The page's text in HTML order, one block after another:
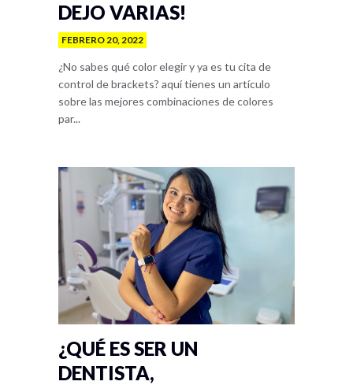
DEJO VARIAS!
FEBRERO 20, 2022
¿No sabes qué color elegir y ya es tu cita de
control de brackets? aquí tienes un artículo
sobre las mejores combinaciones de colores
par...
¿QUÉ ES SER UN
DENTISTA,